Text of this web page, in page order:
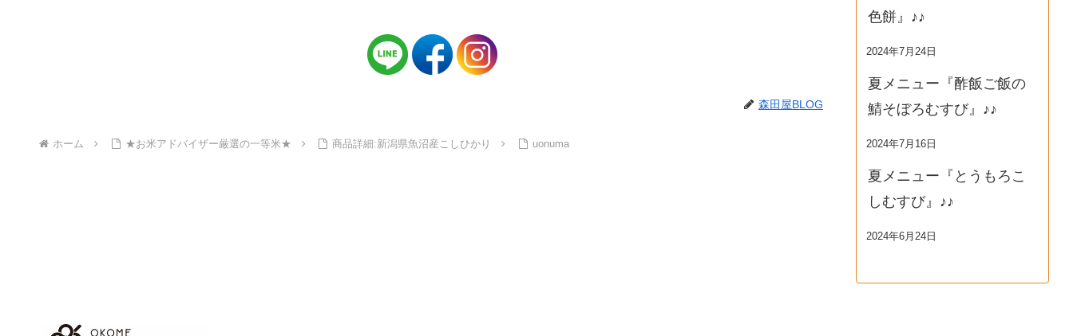
森田屋BLOG
ホーム ★お米アドバイザー厳選の一等米★ 商品詳細:新潟県魚沼産こしひかり uonuma
色餅』♪♪
2024年7月24日
夏メニュー『酢飯ご飯の
鯖そぼろむすび』♪♪
2024年7月16日
夏メニュー『とうもろこ
しむすび』♪♪
2024年6月24日